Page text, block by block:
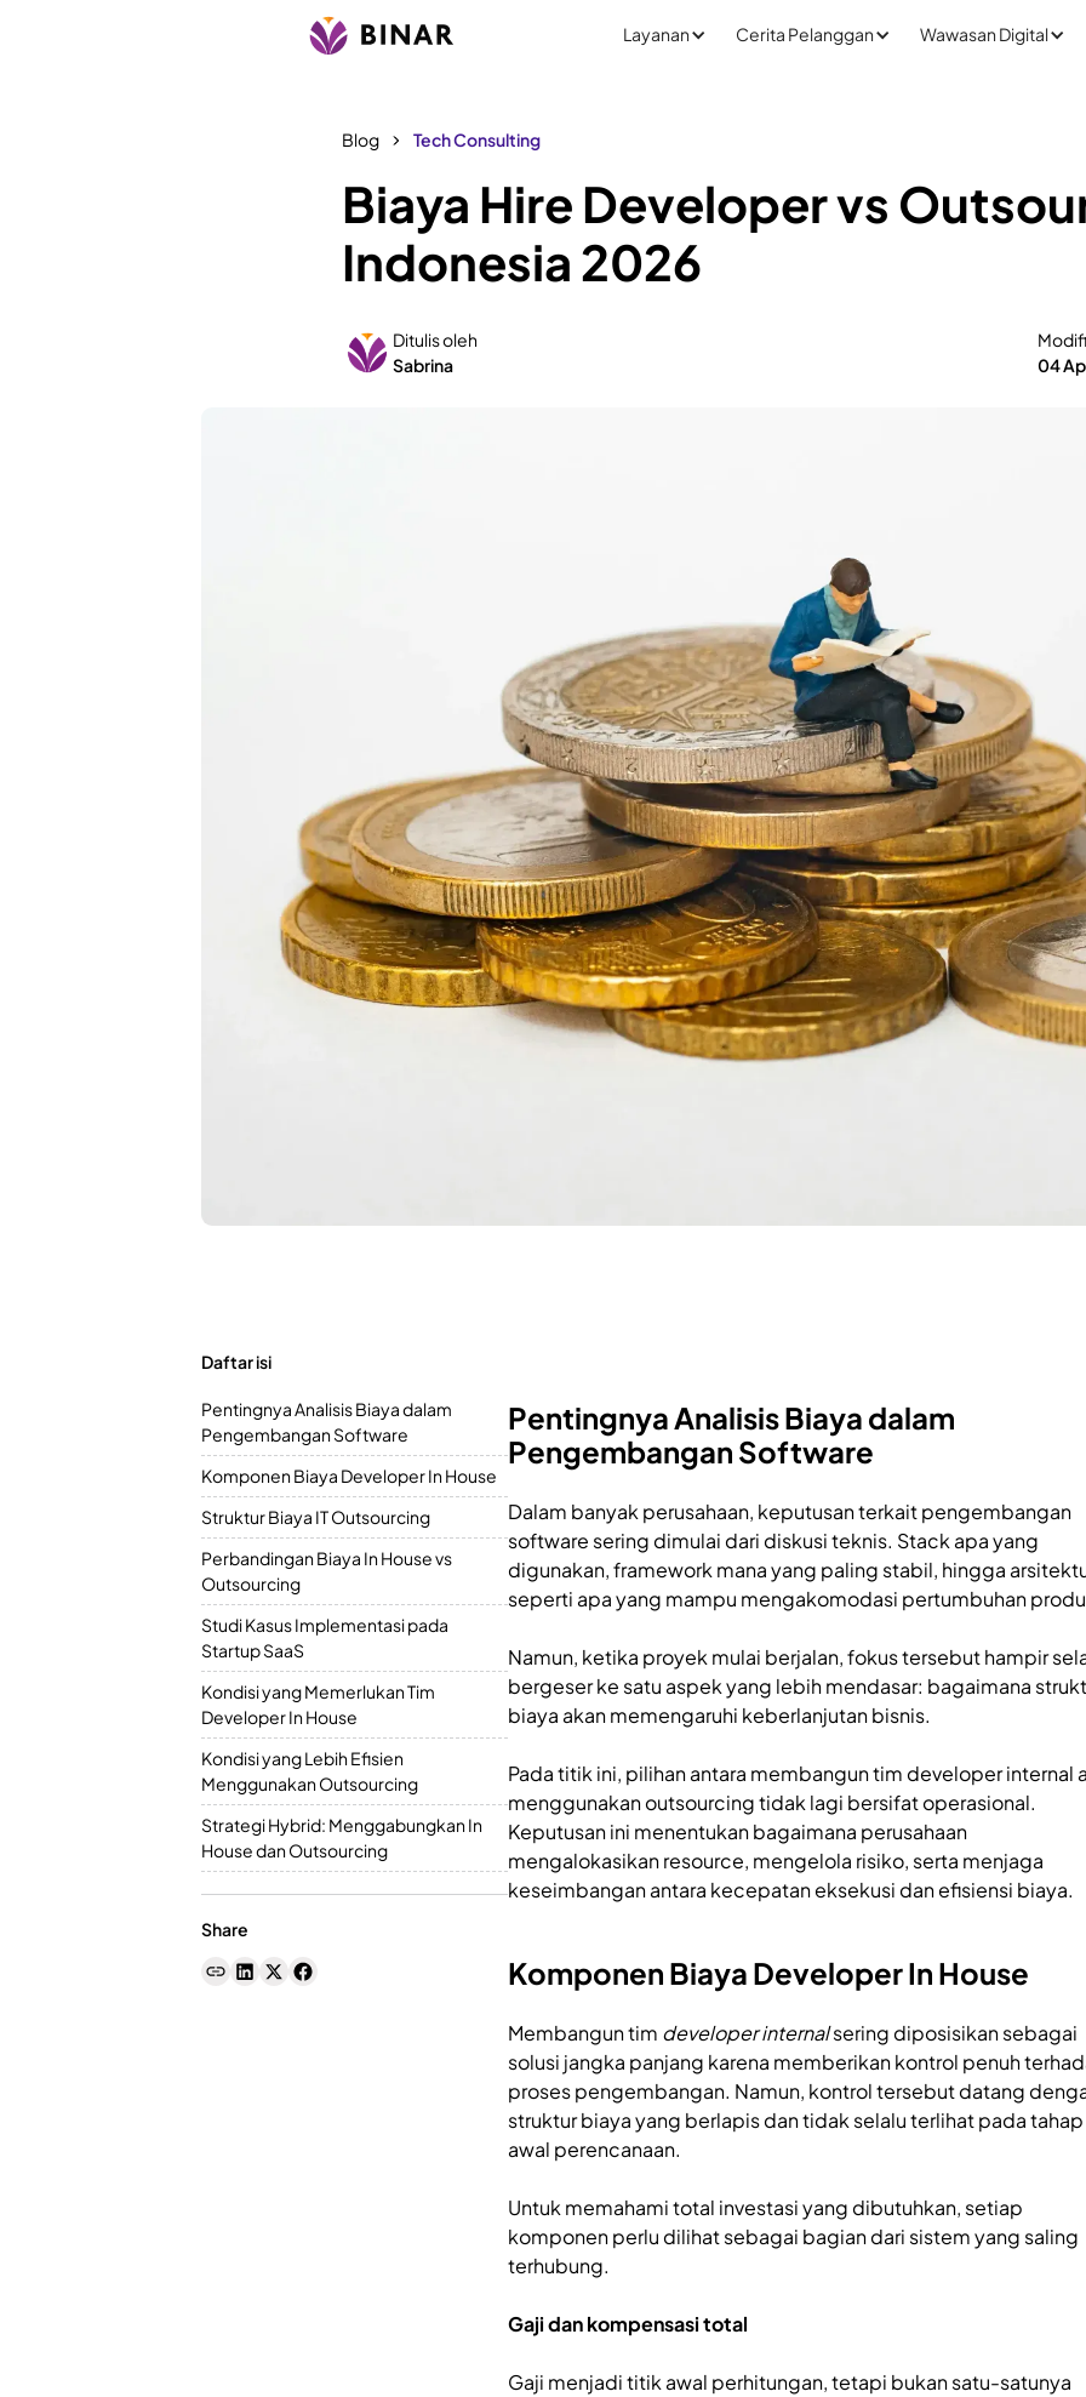
Layanan Cerita Pelanggan Wawasan Digital
Blog Tech Consulting
Biaya Hire Developer vs
Indonesia 2026
Ditulis oleh
Sabrina
04
Daftar isi
Pentingnya Analisis Biaya dalam
Pengembangan Software
Komponen Biaya Developer In House
Struktur Biaya IT Outsourcing
Perbandingan Biaya In House vs
Outsourcing
Studi Kasus Implementasi pada
Startup SaaS
Kondisi yang Memerlukan Tim
Developer In House
Kondisi yang Lebih Efisien
Menggunakan Outsourcing
Strategi Hybrid: Menggabungkan In
House dan Outsourcing
Share
Pentingnya Analisis Biaya dalam
Pengembangan Software
Dalam banyak perusahaan, keputusan terkait pengembangan
software sering dimulai dari diskusi teknis. Stack apa yang
digunakan, framework mana yang paling stabil, hingga
seperti apa yang mampu mengakomodasi pertumbuhan
Namun, ketika proyek mulai berjalan, fokus tersebut hampir
bergeser ke satu aspek yang lebih mendasar: bagaimana
biaya akan memengaruhi keberlanjutan bisnis.
Pada titik ini, pilihan antara membangun tim developer internal
menggunakan outsourcing tidak lagi bersifat operasional.
Keputusan ini menentukan bagaimana perusahaan
mengalokasikan resource, mengelola risiko, serta menjaga
keseimbangan antara kecepatan eksekusi dan efisiensi biaya.
Komponen Biaya Developer In House
Membangun tim developer internalsering diposisikan sebagai
solusi jangka panjang karena memberikan kontrol penuh
proses pengembangan. Namun, kontrol tersebut datang
struktur biaya yang berlapis dan tidak selalu terlihat pada tahap
awal perencanaan.
Untuk memahami total investasi yang dibutuhkan, setiap
komponen perlu dilihat sebagai bagian dari sistem yang saling
terhubung.
Gaji dan kompensasi total
Gaji menjadi titik awal perhitungan, tetapi bukan satu-satunya